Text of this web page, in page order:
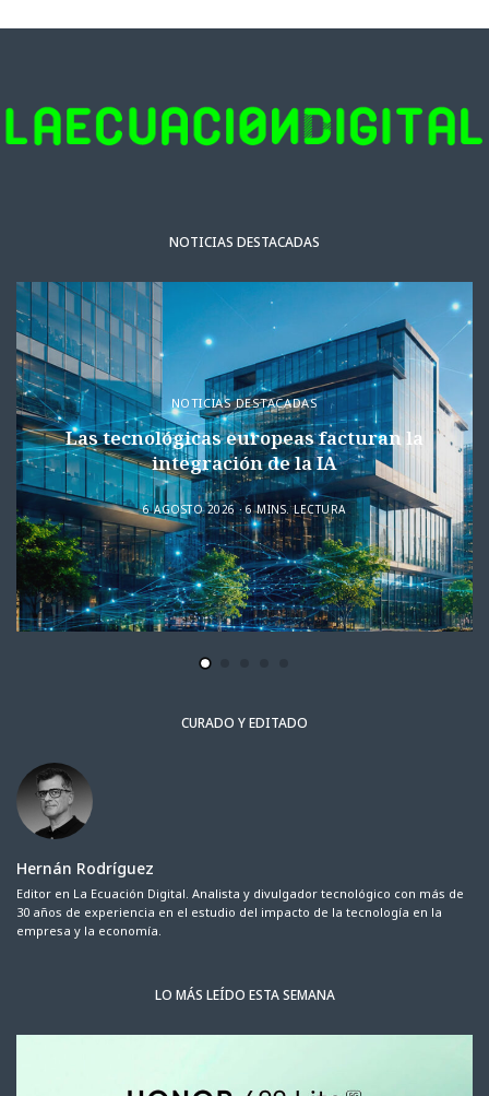
NOTICIAS DESTACADAS
NOTICIAS DESTACADAS
Las tecnológicas europeas facturan la
integración de la IA
6 AGOSTO 2026 6 MINS. LECTURA
CURADO Y EDITADO
Hernán Rodríguez
Editor en La Ecuación Digital. Analista y divulgador tecnológico con más de
30 años de experiencia en el estudio del impacto de la tecnología en la
empresa y la economía.
LO MÁS LEÍDO ESTA SEMANA